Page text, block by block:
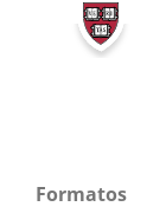
Formatos